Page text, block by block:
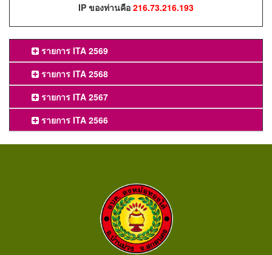
IP ของท่านคือ 216.73.216.193
รายการ ITA 2569
รายการ ITA 2568
รายการ ITA 2567
รายการ ITA 2566